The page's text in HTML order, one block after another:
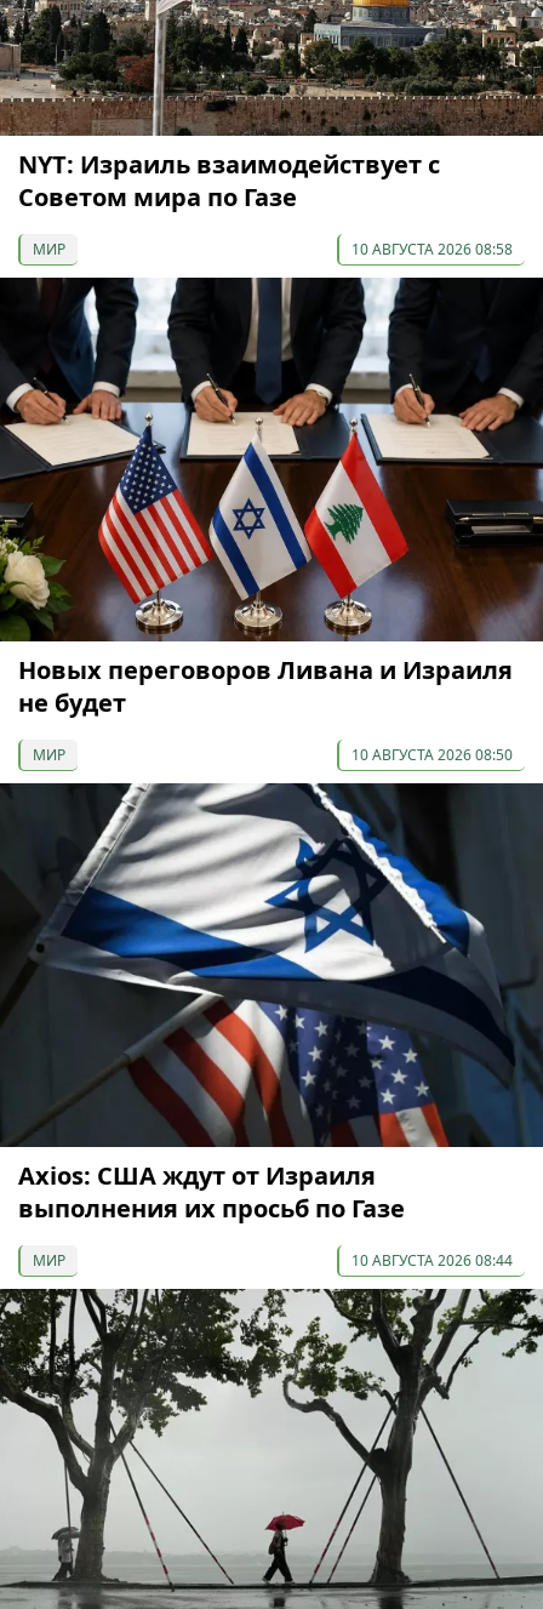
NYT: Израиль взаимодействует с
Советом мира по Газе
МИР 10 АВГУСТА 2026 08:58
Новых переговоров Ливана и Израиля
не будет
МИР 10 АВГУСТА 2026 08:50
Axios: США ждут от Израиля
выполнения их просьб по Газе
МИР 10 АВГУСТА 2026 08:44